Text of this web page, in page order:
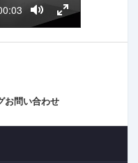
o
e
T
o
r
お問い合わせ